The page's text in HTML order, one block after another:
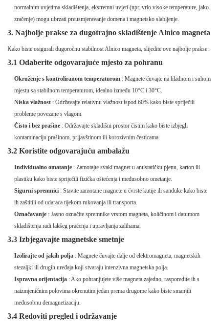
normalnim uvjetima skladištenja, ekstremni uvjeti (npr. vrlo visoke temperature, jako
zračenje) mogu ubrzati preusmjeravanje domena i magnetsko slabljenje.
3. Najbolje prakse za dugotrajno skladištenje Alnico magneta
Kako biste osigurali dugoročnu stabilnost Alnico magneta, slijedite ove najbolje prakse:
3.1 Odaberite odgovarajuće mjesto za pohranu
Okruženje s kontroliranom temperaturom : Magnete čuvajte na hladnom i suhom
mjestu sa stabilnom temperaturom, idealno između 10°C i 30°C.
Niska vlažnost : Održavajte relativnu vlažnost ispod 60% kako biste spriječili
probleme povezane s vlagom.
Čisto i bez prašine : Održavajte skladišni prostor čistim kako biste izbjegli
kontaminaciju prašinom, prljavštinom ili korozivnim česticama.
3.2 Koristite odgovarajuću ambalažu
Individualno omatanje : Zamotajte svaki magnet u antistatičku pjenu, karton ili
plastiku kako biste spriječili fizička oštećenja i međusobno ometanje.
Sigurni spremnici : Stavite zamotane magnete u čvrste kutije ili sanduke kako biste
ih zaštitili od udaraca tijekom rukovanja ili transporta.
Označavanje : Jasno označite spremnike vrstom magneta, količinom i datumom
skladištenja radi lakšeg praćenja i upravljanja zalihama.
3.3 Izbjegavajte magnetske smetnje
Izolirajte od jakih polja : Magnete čuvajte dalje od elektromagneta, magnetskih
stezaljki ili drugih uređaja koji stvaraju intenzivna magnetska polja.
Ispravna orijentacija : Ako pohranjujete više magneta zajedno, rasporedite ih s
naizmjeničnim polovima okrenutim jedan prema drugome kako biste smanjili
međusobnu demagnetizaciju.
3.4 Redoviti pregled i održavanje